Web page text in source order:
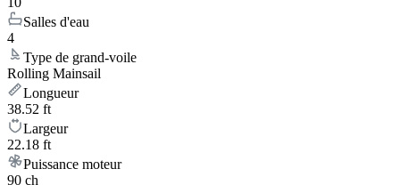
Salles d'eau
4
Type de grand-voile
Rolling Mainsail
Longueur
38.52 ft
Largeur
22.18 ft
Puissance moteur
90 ch